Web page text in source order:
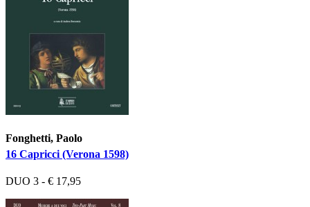
Fonghetti, Paolo
16 Capricci (Verona 1598)
DUO 3 - € 17,95